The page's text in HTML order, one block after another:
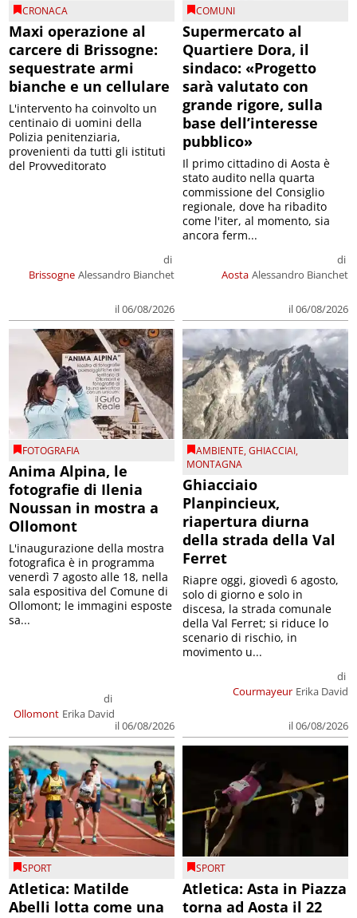
CRONACA
Maxi operazione al
carcere di Brissogne:
sequestrate armi
bianche e un cellulare
Brissogne
di
Alessandro Bianchet
il 06/08/2026
L'intervento ha coinvolto un
centinaio di uomini della
Polizia penitenziaria,
provenienti da tutti gli istituti
del Provveditorato
COMUNI
Supermercato al
Quartiere Dora, il
sindaco: «Progetto
sarà valutato con
grande rigore, sulla
base dell’interesse
pubblico»
Aosta
di
Alessandro Bianchet
il 06/08/2026
Il primo cittadino di Aosta è
stato audito nella quarta
commissione del Consiglio
regionale, dove ha ribadito
come l'iter, al momento, sia
ancora ferm...
FOTOGRAFIA
Anima Alpina, le
fotografie di Ilenia
Noussan in mostra a
Ollomont
Ollomont
di
Erika David
il 06/08/2026
L'inaugurazione della mostra
fotografica è in programma
venerdì 7 agosto alle 18, nella
sala espositiva del Comune di
Ollomont; le immagini esposte
sa...
AMBIENTE,GHIACCIAI,
MONTAGNA
Ghiacciaio
Planpincieux,
riapertura diurna
della strada della Val
Ferret
Courmayeur
di
Erika David
il 06/08/2026
Riapre oggi, giovedì 6 agosto,
solo di giorno e solo in
discesa, la strada comunale
della Val Ferret; si riduce lo
scenario di rischio, in
movimento u...
SPORT
Atletica: Matilde
Abelli lotta come una
SPORT
Atletica: Asta in Piazza
torna ad Aosta il 22